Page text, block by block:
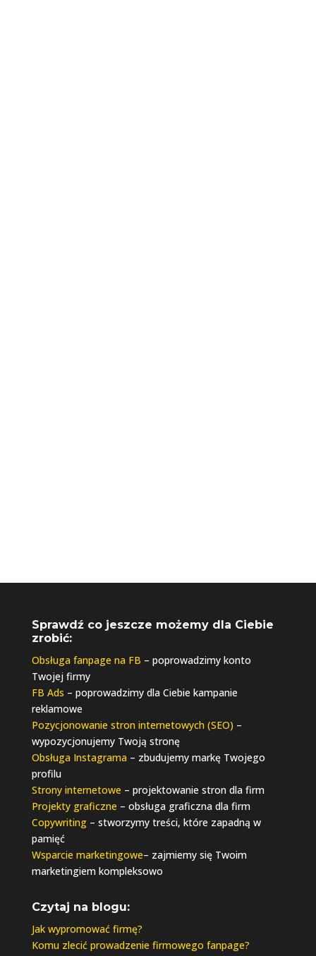
Sprawdź co jeszcze możemy dla Ciebie
zrobić:
Obsługa fanpage na FB – poprowadzimy konto
Twojej firmy
FB Ads – poprowadzimy dla Ciebie kampanie
reklamowe
Pozycjonowanie stron internetowych (SEO) –
wypozycjonujemy Twoją stronę
Obsługa Instagrama– zbudujemy markę Twojego
profilu
Strony internetowe – projektowanie stron dla firm
Projekty graficzne – obsługa graficzna dla firm
Copywriting– stworzymy treści, które zapadną w
pamięć
Wsparcie marketingowe– zajmiemy się Twoim
marketingiem kompleksowo
Czytaj na blogu:
Jak wypromować firmę?
Komu zlecić prowadzenie firmowego fanpage?